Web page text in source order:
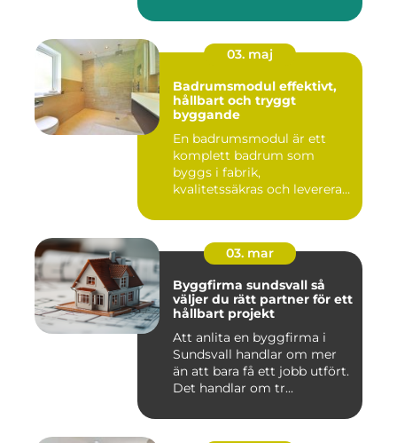
03. maj
Badrumsmodul effektivt,
hållbart och tryggt
byggande
En badrumsmodul är ett
komplett badrum som
byggs i fabrik,
kvalitetssäkras och levereras
03. mar
Byggfirma sundsvall så
väljer du rätt partner för ett
hållbart projekt
Att anlita en byggfirma i
Sundsvall handlar om mer
än att bara få ett jobb utfört.
Det handlar om tr...